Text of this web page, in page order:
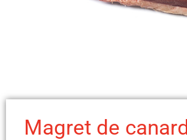
Magret de canard